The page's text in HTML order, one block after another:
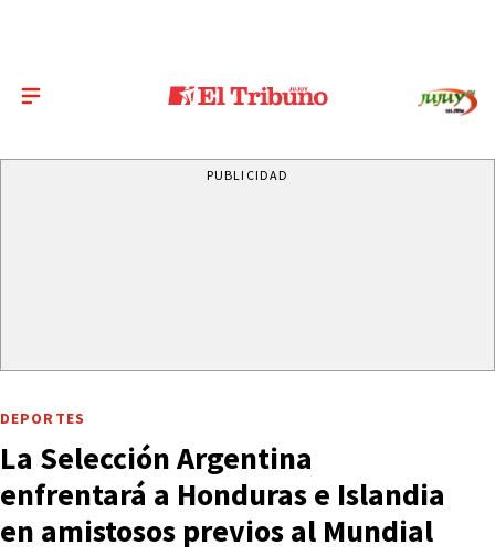
PUBLICIDAD
DEPORTES
La Selección Argentina
enfrentará a Honduras e Islandia
en amistosos previos al Mundial